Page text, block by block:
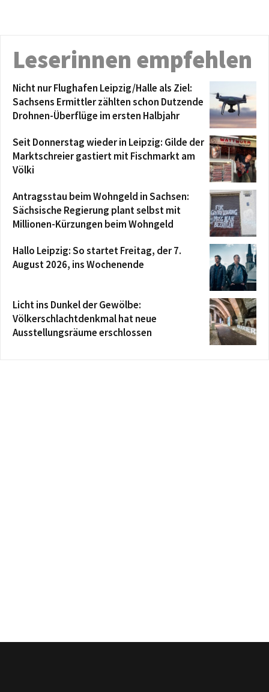
Leserinnen empfehlen
Nicht nur Flughafen Leipzig/Halle als Ziel:
Sachsens Ermittler zählten schon Dutzende
Drohnen-Überflüge im ersten Halbjahr
Seit Donnerstag wieder in Leipzig: Gilde der
Marktschreier gastiert mit Fischmarkt am
Völki
Antragsstau beim Wohngeld in Sachsen:
Sächsische Regierung plant selbst mit
Millionen-Kürzungen beim Wohngeld
Hallo Leipzig: So startet Freitag, der 7.
August 2026, ins Wochenende
Licht ins Dunkel der Gewölbe:
Völkerschlachtdenkmal hat neue
Ausstellungsräume erschlossen